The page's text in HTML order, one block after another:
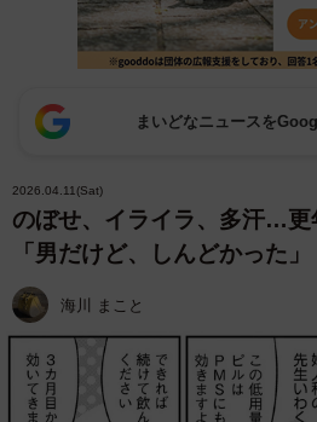
まいどなニュースを
2026.04.11(Sat)
のぼせ、イライラ、多汗…更
「男だけど、しんどかった」
海川 まこと